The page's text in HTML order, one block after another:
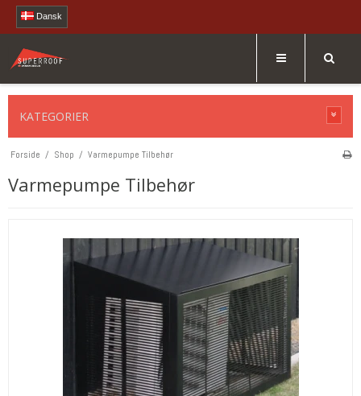
Dansk
KATEGORIER
Forside / Shop / Varmepumpe Tilbehør
Varmepumpe Tilbehør